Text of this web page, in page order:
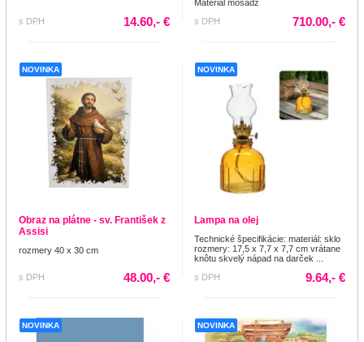
s DPH 14.60,- €
Materiál mosadz
s DPH
710.00,- €
NOVINKA
Obraz na plátne - sv. František z
Assisi
rozmery 40 x 30 cm
s DPH 48.00,- €
NOVINKA
Lampa na olej
Technické špecifikácie: materiál: sklo
rozmery: 17,5 x 7,7 x 7,7 cm vrátane
knôtu skvelý nápad na darček ...
s DPH
9.64,- €
NOVINKA NOVINKA